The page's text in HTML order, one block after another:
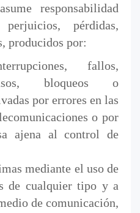
responsabilidad
pérdidas,
producidos por:
fallos,
bloqueos o
por errores en las
o por
ajena al control de
mediante el uso de
de cualquier tipo y a
de comunicación,